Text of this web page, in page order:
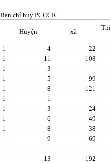
Ban chỉ huy PCCCR
Huyện xã
1 4
22
1 11
108
1 3
-
1 5
99
1 8
121
1 1
-
1 3
24
1 6
49
1 8
38
- 9
69
- -
-
- 13
192